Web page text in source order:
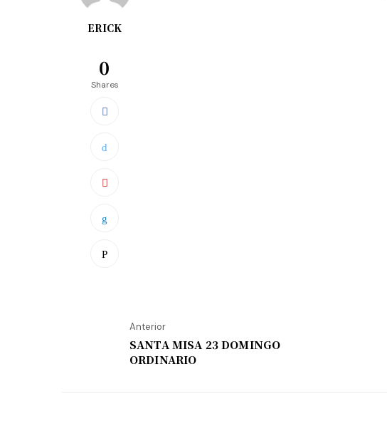
ERICK
0
Shares
Anterior
SANTA MISA 23 DOMINGO
ORDINARIO